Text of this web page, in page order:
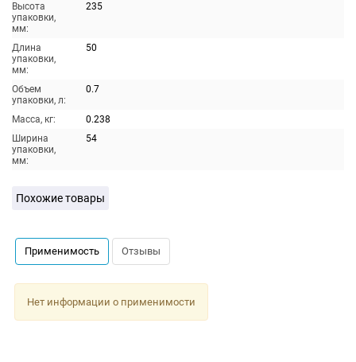
Высота
упаковки,
мм:
235
Длина
упаковки,
мм:
50
Объем
упаковки, л:
0.7
Масса, кг:
0.238
Ширина
упаковки,
мм:
54
Похожие товары
Применимость Отзывы
Нет информации о применимости